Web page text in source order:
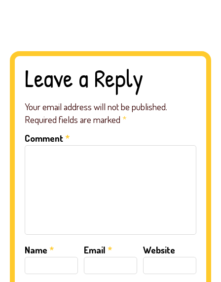
Leave a Reply
Your email address will not be published.
Required fields are marked *
Comment *
Name * Email * Website